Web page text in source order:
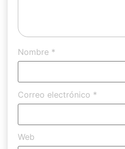
Nombre *
Correo electrónico *
Web